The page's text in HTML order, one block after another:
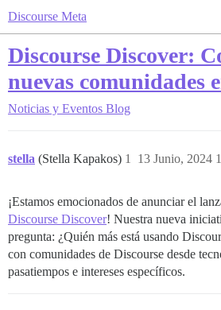
Discourse Meta
Discourse Discover:
nuevas comunidades
Noticias y Eventos Blog
stella (Stella Kapakos) 13 Junio, 2024
1
¡Estamos emocionados de anunciar el
Discourse Discover! Nuestra nueva
pregunta: ¿Quién más está usando
con comunidades de Discourse desde
pasatiempos e intereses específicos.